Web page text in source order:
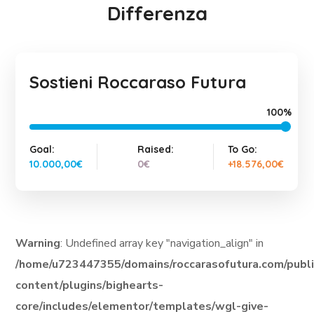
Differenza
Sostieni Roccaraso Futura
100%
Goal:
10.000,00€
Raised:
0€
To Go:
+18.576,00€
Warning: Undefined array key "navigation_align" in
/home/u723447355/domains/roccarasofutura.com/
content/plugins/bighearts-
core/includes/elementor/templates/wgl-give-